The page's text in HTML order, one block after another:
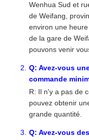
Wenhua Sud et
de Weifang,
environ une
de la gare de
pouvons venir
Q: Avez-vous
commande
R: Il n'y a pas de
pouvez obtenir
grande quantité.
Q: Avez-vous